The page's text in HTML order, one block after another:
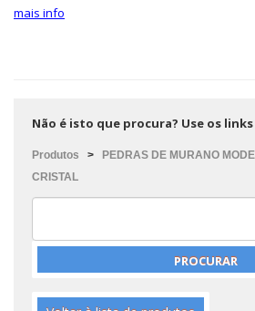
mais info
Não é isto que procura? Use os
Produtos >
PEDRAS DE MURANO
CRISTAL